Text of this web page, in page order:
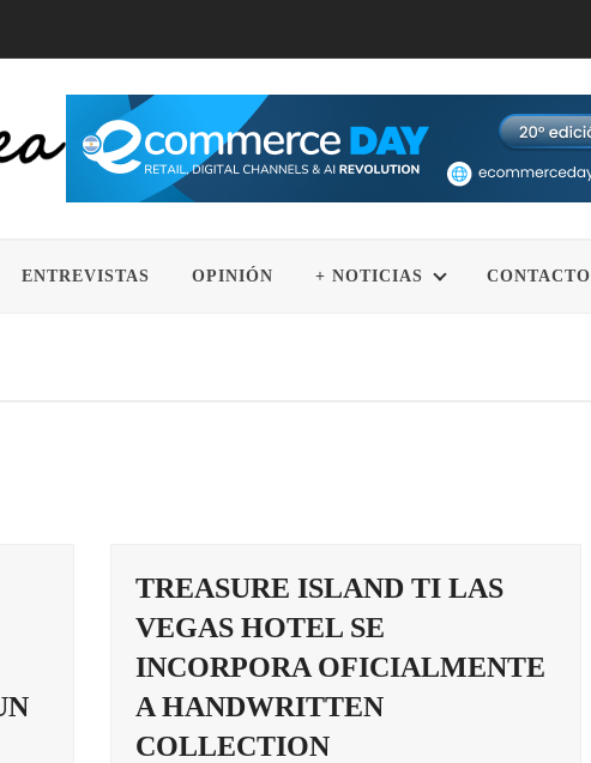
ENTREVISTAS OPINIÓN + NOTICIAS CONTACTO
su 10.ª edición con más de 10.000 asistentes en La Rural
TREASURE ISLAND TI LAS
VEGAS HOTEL SE
INCORPORA OFICIALMENTE
A HANDWRITTEN
COLLECTION